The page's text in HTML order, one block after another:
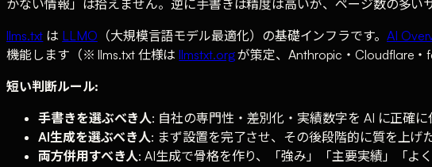
かない情報」は拾えません。逆に手書きは精度は高いが、ページ数の多い
llms.txt は LLMO （大規模言語モデル最適化）の基礎インフラです。 AI
機能します（※ llms.txt 仕様はllmstxt.orgが策定、Anthropic・Cloudflare・
短い判断ルール:
手書きを選ぶべき人: 自社の専門性・差別化・実績数字を AI に正確
AI生成を選ぶべき人: まず設置を完了させ、その後段階的に質を上げ
両方併用すべき人: AI生成で骨格を作り、「強み」「主要実績」「よ